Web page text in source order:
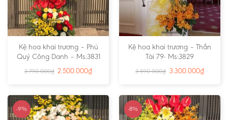
Kệ hoa khai trương – Phú
Quý Công Danh – Ms:3831
2.790.000₫ 2.500.000₫
Kệ hoa khai trương – Thần
Tài 79- Ms:3829
3.590.000₫ 3.300.000₫
-9% -8%